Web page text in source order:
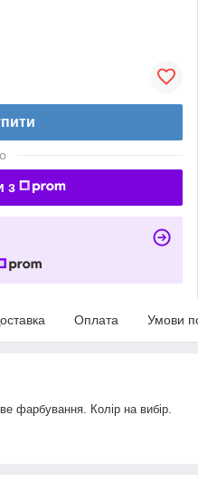
з
Оплата Умови
фарбування. Колір на вибір.